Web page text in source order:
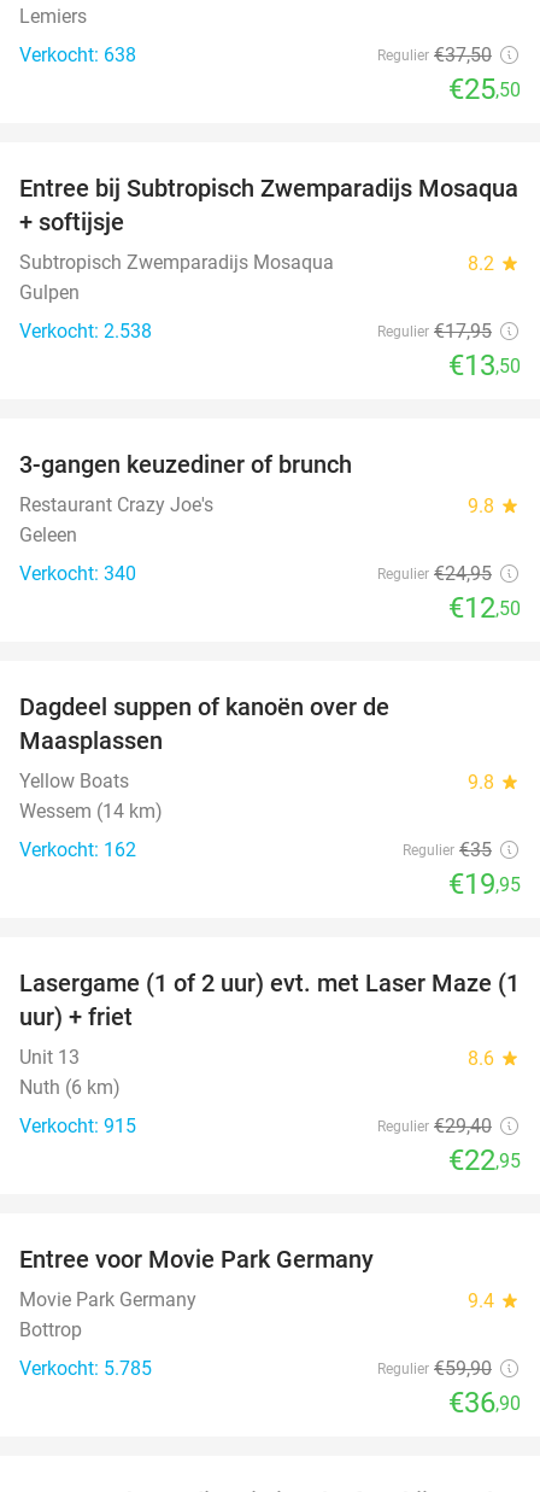
Lemiers
Verkocht: 638
Regulier €37,50
€25,50
25%
Entree bij Subtropisch Zwemparadijs Mosaqua
+ softijsje
Subtropisch Zwemparadijs Mosaqua 8.2 star
Gulpen
Verkocht: 2.538
Regulier €17,95
€13,50
3-gangen keuzediner of brunch
Restaurant Crazy Joe's 9.8 star
Geleen
Verkocht: 340
Regulier €24,95
€12,50
Dagdeel suppen of kanoën over de
Maasplassen
Yellow Boats 9.8 star
Wessem (14 km)
Verkocht: 162
Regulier €35
€19,95
22%
Lasergame (1 of 2 uur) evt. met Laser Maze (1
uur) + friet
Unit 13 8.6 star
Nuth (6 km)
Verkocht: 915
Regulier €29,40
€22,95
Entree voor Movie Park Germany
Movie Park Germany 9.4 star
Bottrop
Verkocht: 5.785
Regulier €59,90
€36,90